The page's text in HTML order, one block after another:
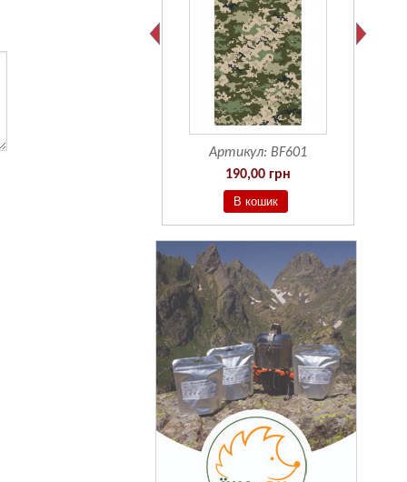
Артикул: BF601
190,00 грн